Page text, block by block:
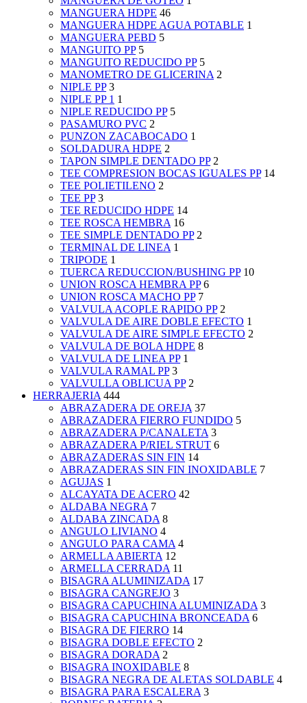
MANGUERA HDPE 46
MANGUERA HDPE AGUA POTABLE 1
MANGUERA PEBD 5
MANGUITO PP 5
MANGUITO REDUCIDO PP 5
MANOMETRO DE GLICERINA 2
NIPLE PP 3
NIPLE PP 1 1
NIPLE REDUCIDO PP 5
PASAMURO PVC 2
PUNZON ZACABOCADO 1
SOLDADURA HDPE 2
TAPON SIMPLE DENTADO PP 2
TEE COMPRESION BOCAS IGUALES PP 14
TEE POLIETILENO 2
TEE PP 3
TEE REDUCIDO HDPE 14
TEE ROSCA HEMBRA 16
TEE SIMPLE DENTADO PP 2
TERMINAL DE LINEA 1
TRIPODE 1
TUERCA REDUCCION/BUSHING PP 10
UNION ROSCA HEMBRA PP 6
UNION ROSCA MACHO PP 7
VALVULA ACOPLE RAPIDO PP 2
VALVULA DE AIRE DOBLE EFECTO 1
VALVULA DE AIRE SIMPLE EFECTO 2
VALVULA DE BOLA HDPE 8
VALVULA DE LINEA PP 1
VALVULA RAMAL PP 3
VALVULLA OBLICUA PP 2
HERRAJERIA 444
ABRAZADERA DE OREJA 37
ABRAZADERA FIERRO FUNDIDO 5
ABRAZADERA P/CANALETA 3
ABRAZADERA P/RIEL STRUT 6
ABRAZADERAS SIN FIN 14
ABRAZADERAS SIN FIN INOXIDABLE 7
AGUJAS 1
ALCAYATA DE ACERO 42
ALDABA NEGRA 7
ALDABA ZINCADA 8
ANGULO LIVIANO 4
ANGULO PARA CAMA 4
ARMELLA ABIERTA 12
ARMELLA CERRADA 11
BISAGRA ALUMINIZADA 17
BISAGRA CANGREJO 3
BISAGRA CAPUCHINA ALUMINIZADA 3
BISAGRA CAPUCHINA BRONCEADA 6
BISAGRA DE FIERRO 14
BISAGRA DOBLE EFECTO 2
BISAGRA DORADA 2
BISAGRA INOXIDABLE 8
BISAGRA NEGRA DE ALETAS SOLDABLE 4
BISAGRA PARA ESCALERA 3